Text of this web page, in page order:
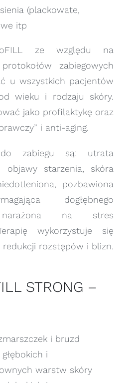
(plackowate,
itp
ze względu na
zabiegowych
u wszystkich pacjentów
wieku i rodzaju skóry.
jako profilaktykę oraz
i anti-aging.
do zabiegu są: utrata
objawy starzenia, skóra
pozbawiona
dogłębnego
narażona na stres
wykorzystuje się
rozstępów i blizn.
STRONG –
i bruzd
i
warstw skóry